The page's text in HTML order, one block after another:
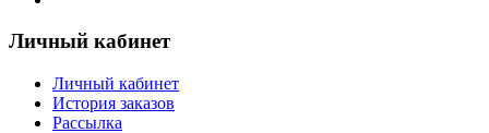
Личный кабинет
Личный кабинет
История заказов
Рассылка